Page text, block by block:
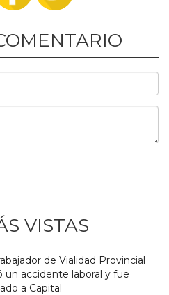
VISTAS
de Vialidad Provincial
un accidente laboral y fue
a Capital